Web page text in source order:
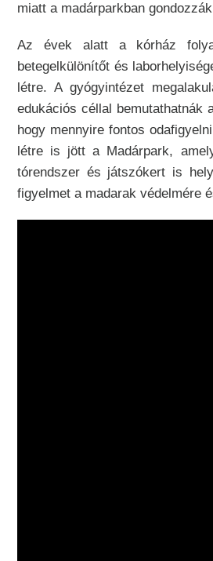
miatt a madárparkban
Az évek alatt a kórház
betegelkülönítőt és
létre. A gyógyintézet
edukációs céllal bemutathatnák
hogy mennyire fontos
létre is jött a Madárpark,
tórendszer és játszókert is
figyelmet a madarak védelmére